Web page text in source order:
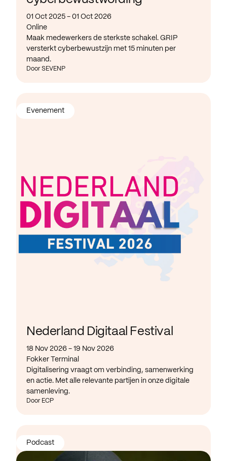
01 Oct 2025 - 01 Oct 2026
Online
Maak medewerkers de sterkste schakel. GRIP
versterkt cyberbewustzijn met 15 minuten per
maand.
Door SEVENP
Nederland Digitaal Festival
18 Nov 2026 - 19 Nov 2026
Fokker Terminal
Digitalisering vraagt om verbinding, samenwerking
en actie. Met alle relevante partijen in onze digitale
samenleving.
Door ECP
Evenement
Podcast